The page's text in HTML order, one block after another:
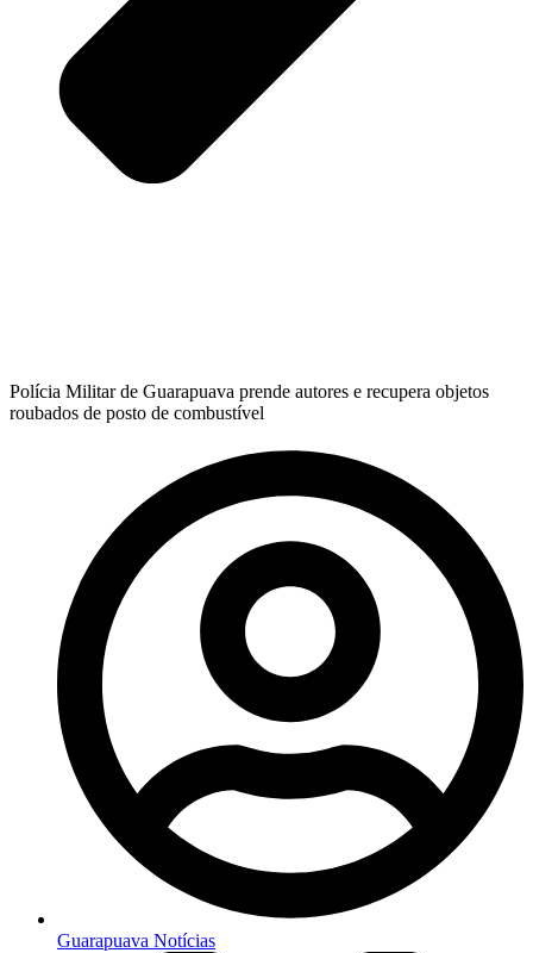
Polícia Militar de Guarapuava prende autores e recupera objetos
roubados de posto de combustível
Guarapuava Notícias